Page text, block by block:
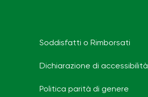
Soddisfatti o Rimborsati
Dichiarazione di accessibilità
Politica parità di genere